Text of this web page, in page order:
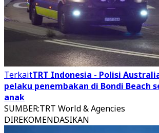
TerkaitTRT Indonesia - Polisi
pelaku penembakan di Bondi Beach
anak
SUMBER:TRT World & Agencies
DIREKOMENDASIKAN